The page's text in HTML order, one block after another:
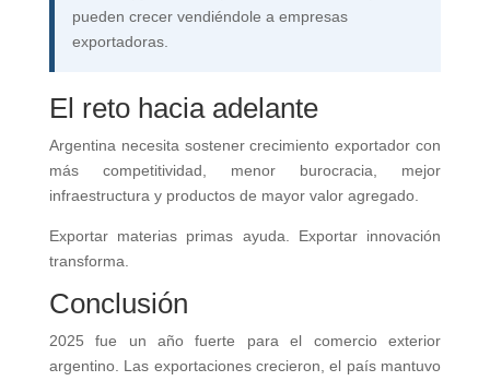
pueden crecer vendiéndole a empresas
exportadoras.
El reto hacia adelante
Argentina necesita sostener crecimiento exportador con
más competitividad, menor burocracia, mejor
infraestructura y productos de mayor valor agregado.
Exportar materias primas ayuda. Exportar innovación
transforma.
Conclusión
2025 fue un año fuerte para el comercio exterior
argentino. Las exportaciones crecieron, el país mantuvo